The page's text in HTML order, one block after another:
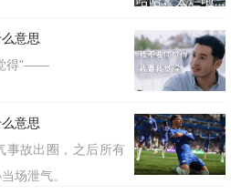
意思
得"——
意思
故出圈，之后所有
场泄气。